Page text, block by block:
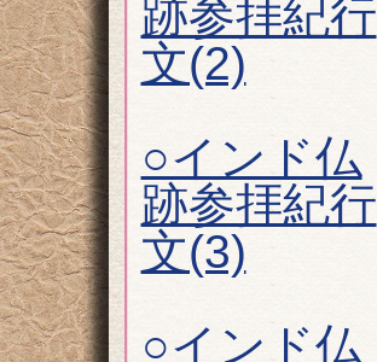
跡参拝紀行
文(2)
○インド仏
跡参拝紀行
文(3)
○インド仏